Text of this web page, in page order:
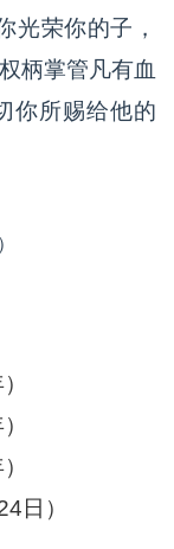
光荣你的子，
柄掌管凡有血
你所赐给他的
日）